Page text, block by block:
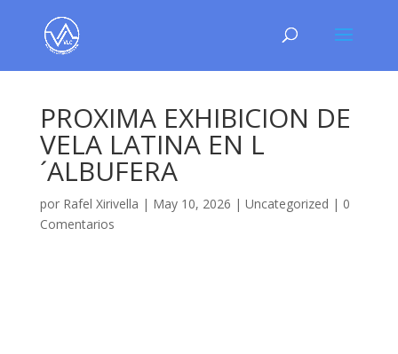
PROXIMA EXHIBICION DE
VELA LATINA EN L
´ALBUFERA
por Rafel Xirivella | May 10, 2026 | Uncategorized | 0
Comentarios